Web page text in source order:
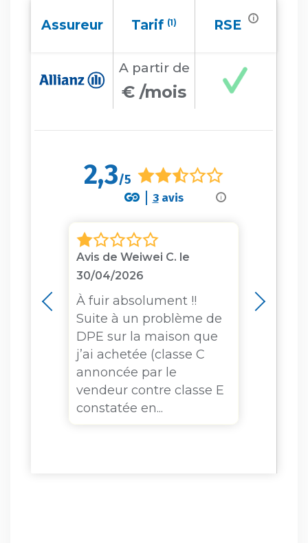
Assureur Tarif (1) RSE i
A partir de
€ /mois
i
2,3/5
3avis
Avis de Weiwei C. le
30/04/2026
À fuir absolument !!
Suite à un problème de
DPE sur la maison que
j’ai achetée (classe C
annoncée par le
vendeur contre classe E
constatée en...